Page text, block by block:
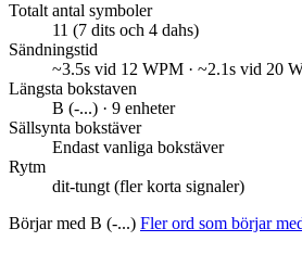
Totalt antal symboler
11 (7 dits och 4 dahs)
Sändningstid
~3.5s vid 12 WPM · ~2.1s vid 20
Längsta bokstaven
B (-...) · 9 enheter
Sällsynta bokstäver
Endast vanliga bokstäver
Rytm
dit-tungt (fler korta signaler)
Börjar med B (-...) Fler ord som börjar